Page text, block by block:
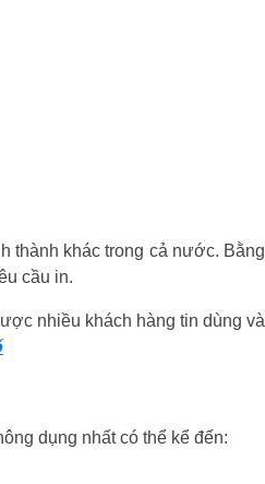
thành khác trong cả nước. Bằng
cầu in.
nhiều khách hàng tin dùng và
dụng nhất có thể kể đến: